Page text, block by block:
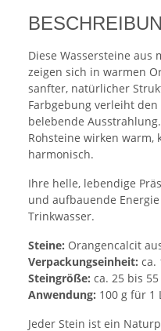
Diese Wassersteine aus
zeigen sich in warmen
sanfter, natürlicher
Farbgebung verleiht
belebende
Rohsteine wirken warm,
harmonisch.
Ihre helle, lebendige
und aufbauende
Trinkwasser.
Steine: Orangencalcit
Verpackungseinheit: ca.
Steingröße: ca. 25 bis
Anwendung: 100 g für 1
Jeder Stein ist ein